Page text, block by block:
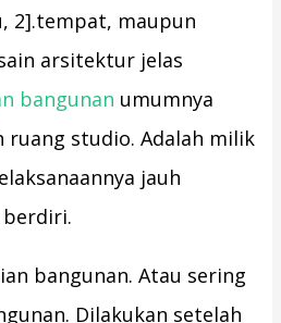
2].tempat, maupun
arsitektur jelas
bangunan umumnya
ruang studio. Adalah milik
jauh
bangunan. Atau sering
Dilakukan setelah